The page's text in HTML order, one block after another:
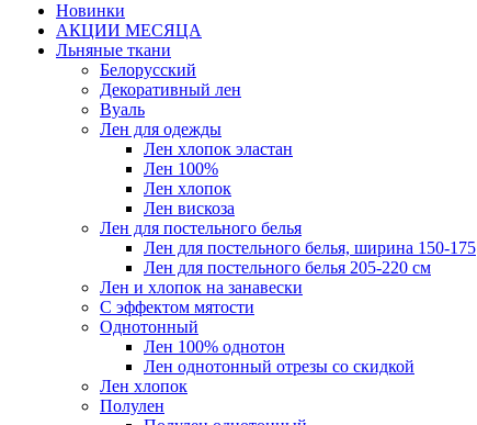
Новинки
АКЦИИ МЕСЯЦА
Льняные ткани
Белорусский
Декоративный лен
Вуаль
Лен для одежды
Лен хлопок эластан
Лен 100%
Лен хлопок
Лен вискоза
Лен для постельного белья
Лен для постельного белья, ширина 150-175
Лен для постельного белья 205-220 см
Лен и хлопок на занавески
С эффектом мятости
Однотонный
Лен 100% однотон
Лен однотонный отрезы со скидкой
Лен хлопок
Полулен